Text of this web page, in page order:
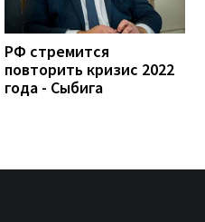
РФ стремится
повторить кризис 2022
года - Сыбига